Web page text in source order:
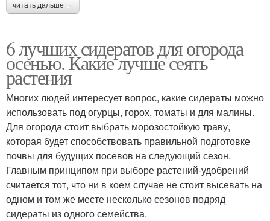
читать дальше →
6 лучших сидератов для огорода
осенью. Какие лучше сеять
растения
Многих людей интересует вопрос, какие сидераты можно
использовать под огурцы, горох, томаты и для малины.
Для огорода стоит выбрать морозостойкую траву,
которая будет способствовать правильной подготовке
почвы для будущих посевов на следующий сезон.
Главным принципом при выборе растений-удобрений
считается тот, что ни в коем случае не стоит высевать на
одном и том же месте несколько сезонов подряд
сидераты из одного семейства.